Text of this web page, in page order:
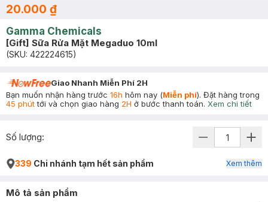
20.000 ₫
Gamma Chemicals
[Gift] Sữa Rửa Mặt Megaduo 10ml
(SKU: 422224615)
Giao Nhanh Miễn Phí 2H
Bạn muốn nhận hàng trước 16h hôm nay (Miễn phí). Đặt hàng trong
45 phúttới và chọn giao hàng 2H ở bước thanh toán. Xem chi tiết
Số lượng:
339 Chi nhánh tạm hết sản phẩm Xem thêm
Mô tả sản phẩm